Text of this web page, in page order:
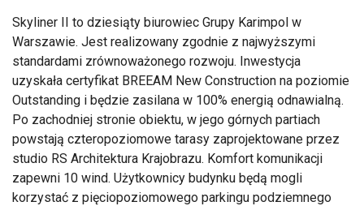
Skyliner II to dziesiąty biurowiec Grupy Karimpol w
Warszawie. Jest realizowany zgodnie z najwyższymi
standardami zrównoważonego rozwoju. Inwestycja
uzyskała certyfikat BREEAM New Construction na poziomie
Outstanding i będzie zasilana w 100% energią odnawialną.
Po zachodniej stronie obiektu, w jego górnych partiach
powstają czteropoziomowe tarasy zaprojektowane przez
studio RS Architektura Krajobrazu. Komfort komunikacji
zapewni 10 wind. Użytkownicy budynku będą mogli
korzystać z pięciopoziomowego parkingu podziemnego